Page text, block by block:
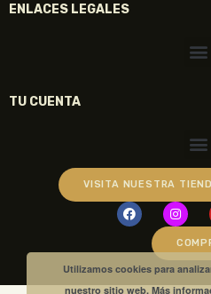
ENLACES LEGALES
TU CUENTA
VISITA NUESTRA
Utilizamos cookies para
nuestro sitio web.Más